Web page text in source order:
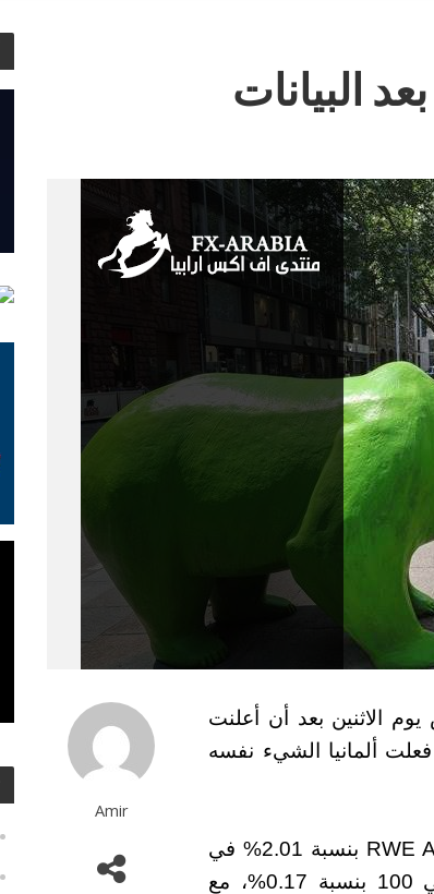
البيانات
Amir
الاثنين بعد أن أعلنت
ألمانيا الشيء نفسه
أغلق مؤشر داكس منخفضًا بنسبة 0.10% حيث تراجعت شركة RWE AG بنسبة 2.01% في
الساعة 5:35 مساءً بتوقيت وسط أوروبا. انخفض مؤشر فوتسي 100 بنسبة 0.17%، مع